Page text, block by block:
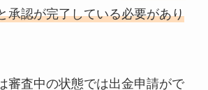
承認が完了している必要があり
審査中の状態では出金申請がで